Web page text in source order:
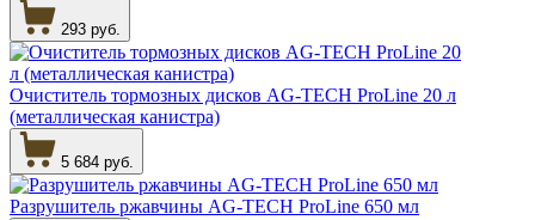
293 руб.
Очиститель тормозных дисков AG-TECH ProLine 20 л
(металлическая канистра)
5 684 руб.
Разрушитель ржавчины AG-TECH ProLine 650 мл